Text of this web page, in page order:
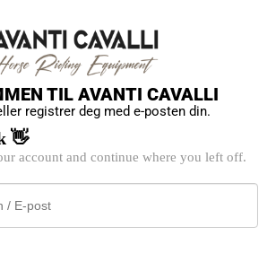
TIL AVANTI CAVALLI
registrer deg med e-posten din.
👋
account and continue where you left off.